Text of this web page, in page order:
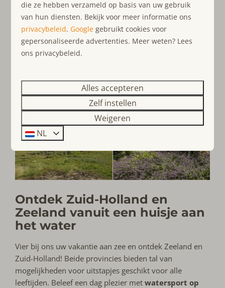
Ontdek Zuid-Holland en
Zeeland vanuit een huisje aan
het water
Vier bij ons uw vakantie aan zee en ontdek Zeeland en
Zuid-Holland! Beide provincies bieden tal van
mogelijkheden voor uitstapjes geschikt voor alle
leeftijden. Beleef een dag plezier metwatersport op
die ze hebben verzameld op basis van uw gebruik
van hun diensten. Bekijk voor meer informatie ons
privacybeleid. Google gebruikt cookies voor
gepersonaliseerde advertenties. Meer weten? Lees
ons privacybeleid.
Alles accepteren
Zelf instellen
Weigeren
NL